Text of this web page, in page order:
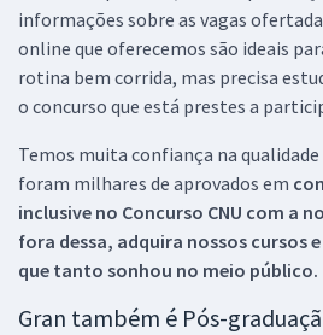
informações sobre as vagas
online que oferecemos são ideais
rotina bem corrida, mas precisa
o concurso que está prestes a
Temos muita confiança na
foram milhares de aprovados em
inclusive no Concurso CNU com a
fora dessa, adquira nossos cursos
que tanto sonhou no meio público.
Gran também é Pós-